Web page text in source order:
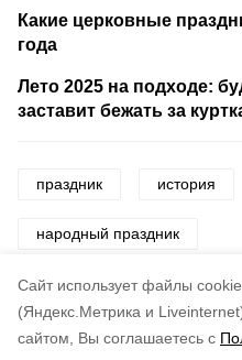
Cайт использует файлы
(Яндекс.Метрика и
сайтом, Вы соглашаетесь с
Какие церковные
года
Лето 2025 на подходе:
заставит бежать за
праздник история
народный праздник
день весеннего